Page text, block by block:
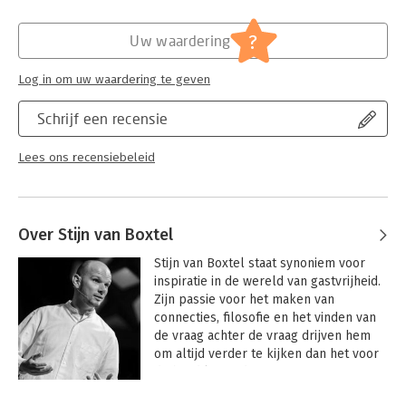
Schrijf een recensie
Lees ons recensiebeleid
Uw waardering ?
Log in om uw waardering te geven
Over Stijn van Boxtel
Stijn van Boxtel staat synoniem voor
inspiratie in de wereld van gastvrijheid.
Zijn passie voor het maken van
connecties, filosofie en het vinden van
de vraag achter de vraag drijven hem
om altijd verder te kijken dan het voor